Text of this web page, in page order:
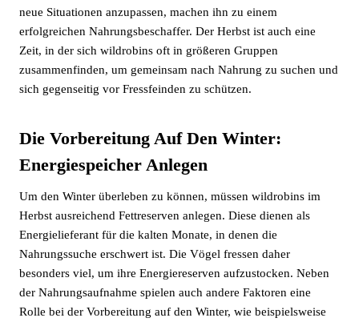
neue Situationen anzupassen, machen ihn zu einem
erfolgreichen Nahrungsbeschaffer. Der Herbst ist auch eine
Zeit, in der sich wildrobins oft in größeren Gruppen
zusammenfinden, um gemeinsam nach Nahrung zu suchen und
sich gegenseitig vor Fressfeinden zu schützen.
Die Vorbereitung Auf Den Winter:
Energiespeicher Anlegen
Um den Winter überleben zu können, müssen wildrobins im
Herbst ausreichend Fettreserven anlegen. Diese dienen als
Energielieferant für die kalten Monate, in denen die
Nahrungssuche erschwert ist. Die Vögel fressen daher
besonders viel, um ihre Energiereserven aufzustocken. Neben
der Nahrungsaufnahme spielen auch andere Faktoren eine
Rolle bei der Vorbereitung auf den Winter, wie beispielsweise